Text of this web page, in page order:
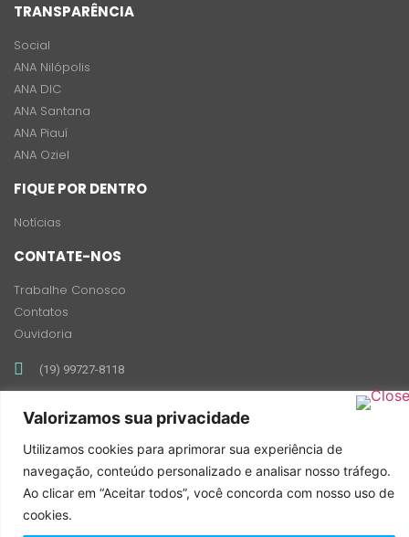
Valorizamos sua privacidade
Utilizamos cookies para aprimorar sua experiência de
navegação, conteúdo personalizado e analisar nosso tráfego.
Ao clicar em “Aceitar todos”, você concorda com nosso uso de
cookies.
TRANSPARÊNCIA
Social
ANA Nilópolis
ANA DIC
ANA Santana
ANA Piauí
ANA Oziel
FIQUE POR DENTRO
Notícias
CONTATE-NOS
Trabalhe Conosco
Contatos
Ouvidoria
(19) 99727-8118
Rua Antonio Francisco de Andrade, 485 - Jardim Proença,
Campinas - SP, 13026-141